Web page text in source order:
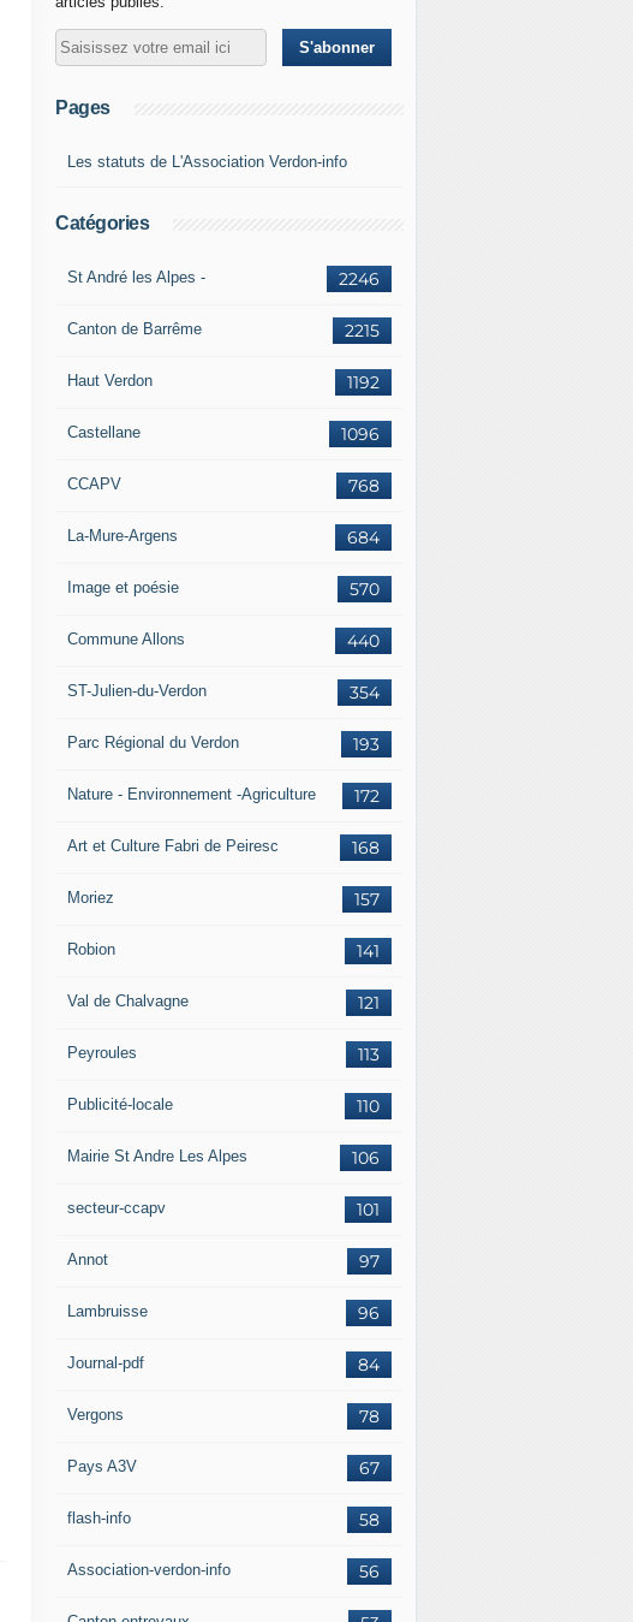
Pages
Les statuts de L'Association Verdon-info
Catégories
2246
St André les Alpes -
2215
Canton de Barrême
1192
Haut Verdon
1096
Castellane
768
CCAPV
684
La-Mure-Argens
570
Image et poésie
440
Commune Allons
354
ST-Julien-du-Verdon
193
Parc Régional du Verdon
172
Nature - Environnement -Agriculture
168
Art et Culture Fabri de Peiresc
157
Moriez
141
Robion
121
Val de Chalvagne
113
Peyroules
110
Publicité-locale
106
Mairie St Andre Les Alpes
101
secteur-ccapv
97
Annot
96
Lambruisse
84
Journal-pdf
78
Vergons
67
Pays A3V
58
flash-info
56
Association-verdon-info